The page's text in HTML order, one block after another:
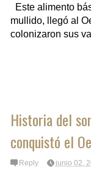
Este alimento
mullido, llegó al
colonizaron sus
Historia del
conquistó el
Reply junio 02,